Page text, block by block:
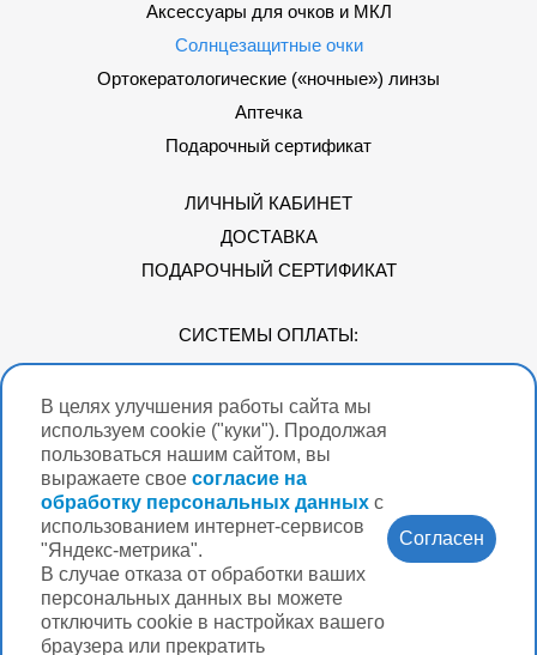
В целях улучшения работы сайта мы
используем cookie ("куки"). Продолжая
пользоваться нашим сайтом, вы
выражаете свое согласие на
обработку персональных данных с
использованием интернет-сервисов
"Яндекс-метрика".
В случае отказа от обработки ваших
персональных данных вы можете
отключить cookie в настройках вашего
браузера или прекратить
Согласен
Аксессуары для очков и МКЛ
Солнцезащитные очки
Ортокератологические («ночные») линзы
Аптечка
Подарочный сертификат
ЛИЧНЫЙ КАБИНЕТ
ДОСТАВКА
ПОДАРОЧНЫЙ СЕРТИФИКАТ
СИСТЕМЫ ОПЛАТЫ:
Мы в соцсетях
Версия для
Нужна помощь?